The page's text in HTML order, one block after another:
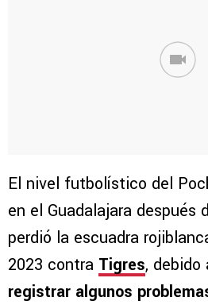
El nivel futbolístico del
en el Guadalajara después
perdió la escuadra
2023 contra Tigres, debido
registrar algunos